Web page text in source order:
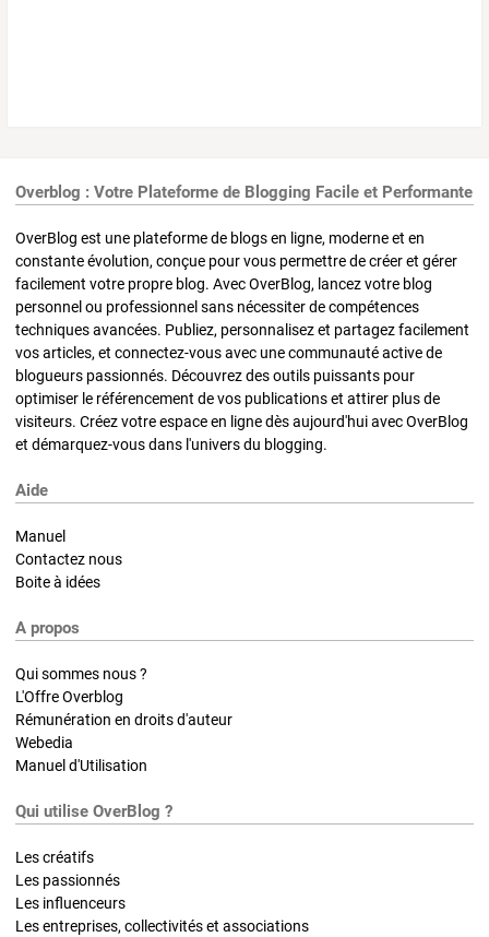
Overblog : Votre Plateforme de Blogging Facile et Performante
OverBlog est une plateforme de blogs en ligne, moderne et en
constante évolution, conçue pour vous permettre de créer et gérer
facilement votre propre blog. Avec OverBlog, lancez votre blog
personnel ou professionnel sans nécessiter de compétences
techniques avancées. Publiez, personnalisez et partagez facilement
vos articles, et connectez-vous avec une communauté active de
blogueurs passionnés. Découvrez des outils puissants pour
optimiser le référencement de vos publications et attirer plus de
visiteurs. Créez votre espace en ligne dès aujourd'hui avec OverBlog
et démarquez-vous dans l'univers du blogging.
Aide
Manuel
Contactez nous
Boite à idées
A propos
Qui sommes nous ?
L'Offre Overblog
Rémunération en droits d'auteur
Webedia
Manuel d'Utilisation
Qui utilise OverBlog ?
Les créatifs
Les passionnés
Les influenceurs
Les entreprises, collectivités et associations